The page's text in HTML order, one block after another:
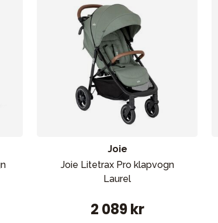
Joie
Joie Litetrax Pro klapvogn
Laurel
2 089 kr